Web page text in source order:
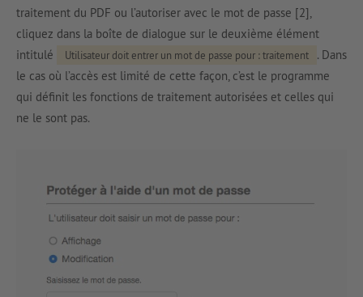
traitement du PDF ou l’autoriser avec le mot de passe [2],
cliquez dans la boîte de dialogue sur le deuxième élément
intitulé
Utilisateur doit entrer un mot de passe pour : traitement
. Dans
le cas où l’accès est limité de cette façon, c’est le programme
qui définit les fonctions de traitement autorisées et celles qui
ne le sont pas.